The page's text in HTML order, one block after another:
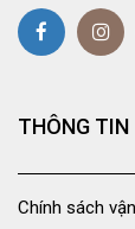
THÔNG TIN
Chính sách